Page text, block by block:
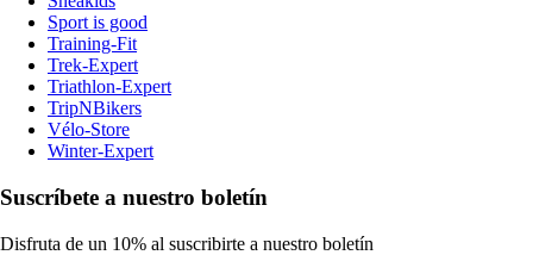
Sport is good
Training-Fit
Trek-Expert
Triathlon-Expert
TripNBikers
Vélo-Store
Winter-Expert
Suscríbete a nuestro boletín
Disfruta de un 10% al suscribirte a nuestro boletín